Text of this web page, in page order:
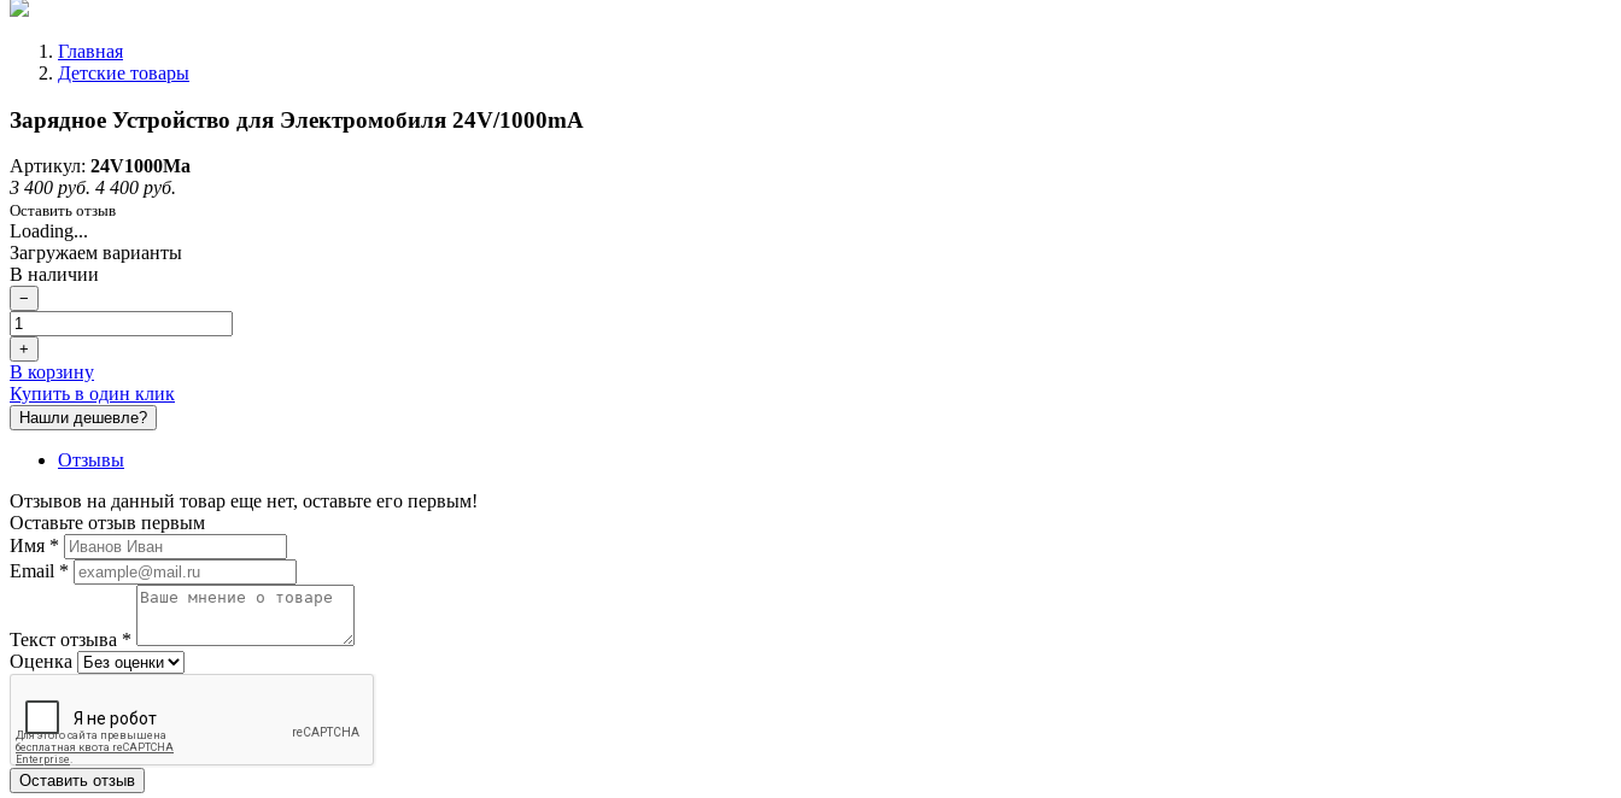
Главная
Детские товары
Зарядное Устройство для Электромобиля 24V/1000mA
Артикул: 24V1000Ma
3 400 руб. 4 400 руб.
Оставить отзыв
Loading...
Загружаем варианты
В наличии
−
+
В корзину
Купить в один клик
Нашли дешевле?
Отзывы
Отзывов на данный товар еще нет, оставьте его первым!
Оставьте отзыв первым
Имя *
Email *
Текст отзыва *
Оценка
Оставить отзыв